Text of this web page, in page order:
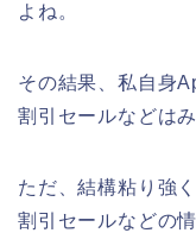
よね。
その結果、私自身
割引セールなどは
ただ、結構粘り強
割引セールなどの